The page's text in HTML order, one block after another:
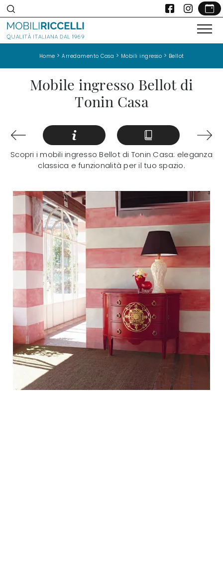
Home > Arredamento Casa > Mobili ingresso > Bellot
Mobile ingresso Bellot di
Tonin Casa
Scopri i mobili ingresso Bellot di Tonin Casa: eleganza
classica e funzionalità per il tuo spazio.